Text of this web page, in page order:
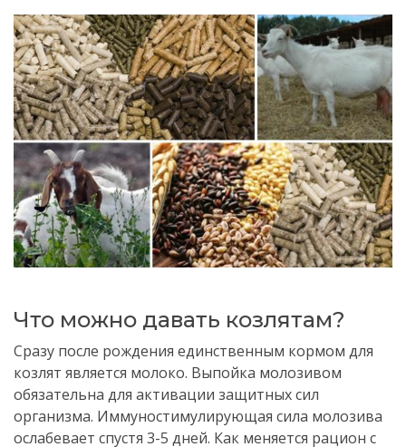
Что можно давать козлятам?
Сразу после рождения единственным кормом для
козлят является молоко. Выпойка молозивом
обязательна для активации защитных сил
организма. Иммуностимулирующая сила молозива
ослабевает спустя 3-5 дней. Как меняется рацион с